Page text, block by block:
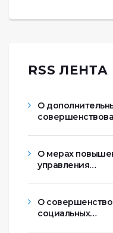
RSS ЛЕНТА
О
О мерах
управления…
О
социальных…